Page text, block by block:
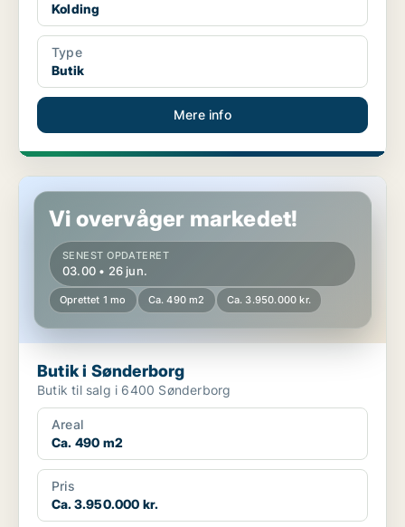
Kolding
Type
Butik
Mere info
Butik i Sønderborg
Vi overvåger markedet!
SENEST OPDATERET
03.00 • 26 jun.
Oprettet 1 mo Ca. 490 m2 Ca. 3.950.000 kr.
Butik i Sønderborg
Butik til salg i 6400 Sønderborg
Areal
Ca. 490 m2
Pris
Ca. 3.950.000 kr.